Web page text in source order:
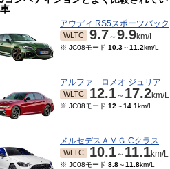
アウディ RS5スポーツバック
WLTC 9.7～9.9km/L
※ JC08モード 10.3～11.2km/L
アルファ ロメオ ジュリア
WLTC 12.1～ 17.2km/L
※ JC08モード 12 ～14.1km/L
メルセデスＡＭＧ Cクラス
WLTC 10.1～ 11.1km/L
※ JC08モード 8.8～11.8km/L